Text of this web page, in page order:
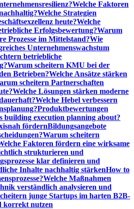
Welche Faktoren
Welche Strategien
heute?Welche
Erfolgsbewertung?Warum
Prozesse im Mittelstand?Wie
Unternehmenswachstum
betriebliche
Warum scheitern KMU bei der
Betrieben?Welche Ansätze stärken
scheitern Partnerschaften
Welche Lösungen stärken moderne
Welche Hebel verbessern
Produktbewertungen
building execution planning about?
fördernBildungsangebote
Warum scheitern
Faktoren fördern eine wirksame
strukturieren und
klar definieren und
Inhalte nachhaltig stärkenHow to
Welche Maßnahmen
verständlich analysieren und
junge Startups im harten B2B-
korrekt nutzen